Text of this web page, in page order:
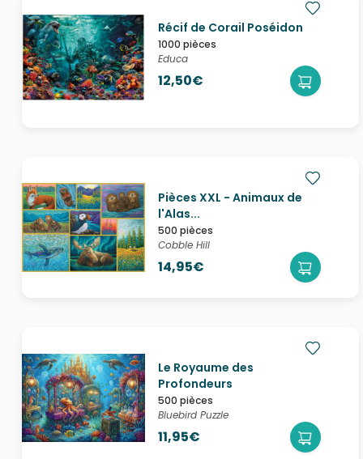
Récif de Corail Poséidon
1000 pièces
Educa
12,50€
Pièces XXL - Animaux de
l'Alas...
500 pièces
Cobble Hill
14,95€
Le Royaume des
Profondeurs
500 pièces
Bluebird Puzzle
11,95€